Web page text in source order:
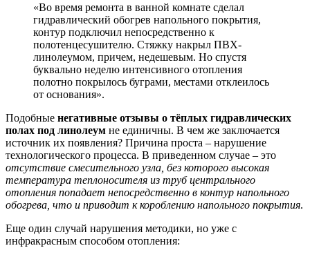
«Во время ремонта в ванной комнате сделал
гидравлический обогрев напольного покрытия,
контур подключил непосредственно к
полотенцесушителю. Стяжку накрыл ПВХ-
линолеумом, причем, недешевым. Но спустя
буквально неделю интенсивного отопления
полотно покрылось буграми, местами отклеилось
от основания».
Подобные негативные отзывы о тёплых гидравлических
полах под линолеум не единичны. В чем же заключается
источник их появления? Причина проста – нарушение
технологического процесса. В приведенном случае – это
отсутствие смесительного узла, без которого высокая
температура теплоносителя из труб центрального
отопления попадает непосредственно в контур напольного
обогрева, что и приводит к короблению напольного покрытия.
Еще один случай нарушения методики, но уже с
инфракрасным способом отопления: